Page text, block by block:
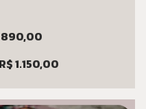
890,00
1.150,00